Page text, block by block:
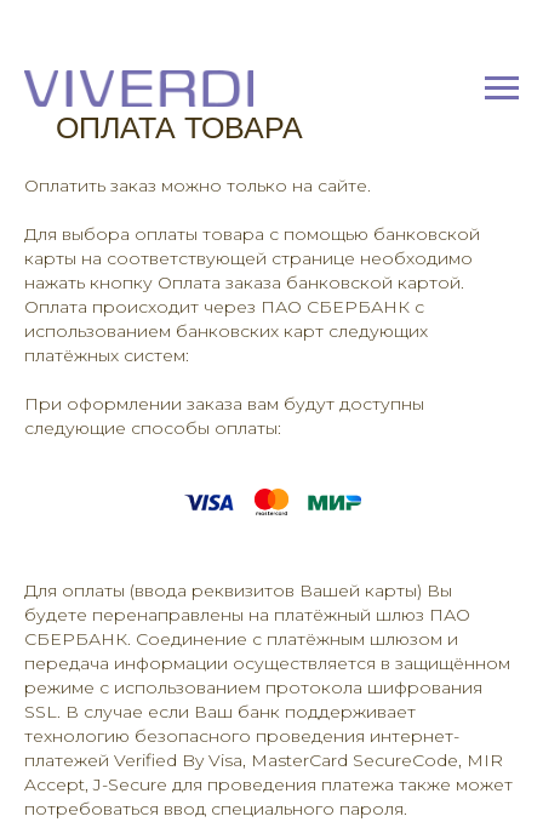
ОПЛАТА ТОВАРА
Оплатить заказ можно только на сайте.
Для выбора оплаты товара с помощью банковской
карты на соответствующей странице необходимо
нажать кнопку Оплата заказа банковской картой.
Оплата происходит через ПАО СБЕРБАНК с
использованием банковских карт следующих
платёжных систем:
При оформлении заказа вам будут доступны
следующие способы оплаты:
Для оплаты (ввода реквизитов Вашей карты) Вы
будете перенаправлены на платёжный шлюз ПАО
СБЕРБАНК. Соединение с платёжным шлюзом и
передача информации осуществляется в защищённом
режиме с использованием протокола шифрования
SSL. В случае если Ваш банк поддерживает
технологию безопасного проведения интернет-
платежей Verified By Visa, MasterCard SecureCode, MIR
Accept, J-Secure для проведения платежа также может
потребоваться ввод специального пароля.